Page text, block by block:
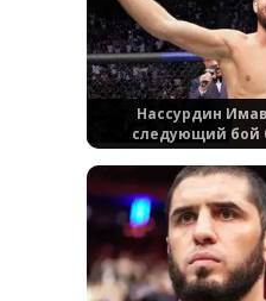
Нассурдин
следующий бой